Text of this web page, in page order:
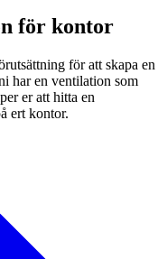
för kontor
för att skapa en
har en ventilation som
er att hitta en
ert kontor.